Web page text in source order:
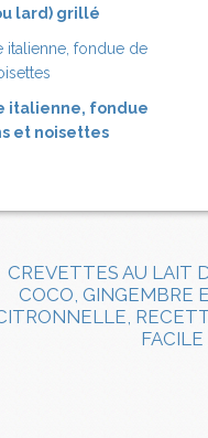
lard) grillé
italienne, fondue
et noisettes
CREVETTES AU LAIT
COCO, GINGEMBRE
FACILE